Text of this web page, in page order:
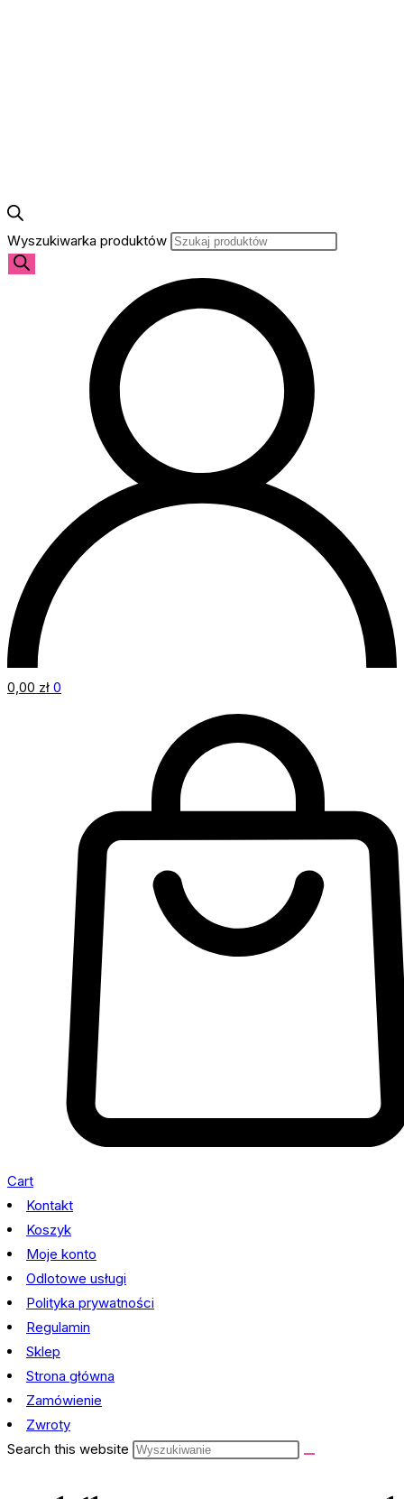
Wyszukiwarka produktów
0,00 zł 0
Cart
Kontakt
Koszyk
Moje konto
Odlotowe usługi
Polityka prywatności
Regulamin
Sklep
Strona główna
Zamówienie
Zwroty
Search this website